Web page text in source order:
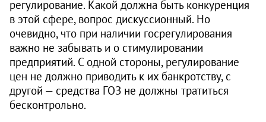
регулирование. Какой должна быть конкуренция
в этой сфере, вопрос дискуссионный. Но
очевидно, что при наличии госрегулирования
важно не забывать и о стимулировании
предприятий. С одной стороны, регулирование
цен не должно приводить к их банкротству, с
другой — средства ГОЗ не должны тратиться
бесконтрольно.